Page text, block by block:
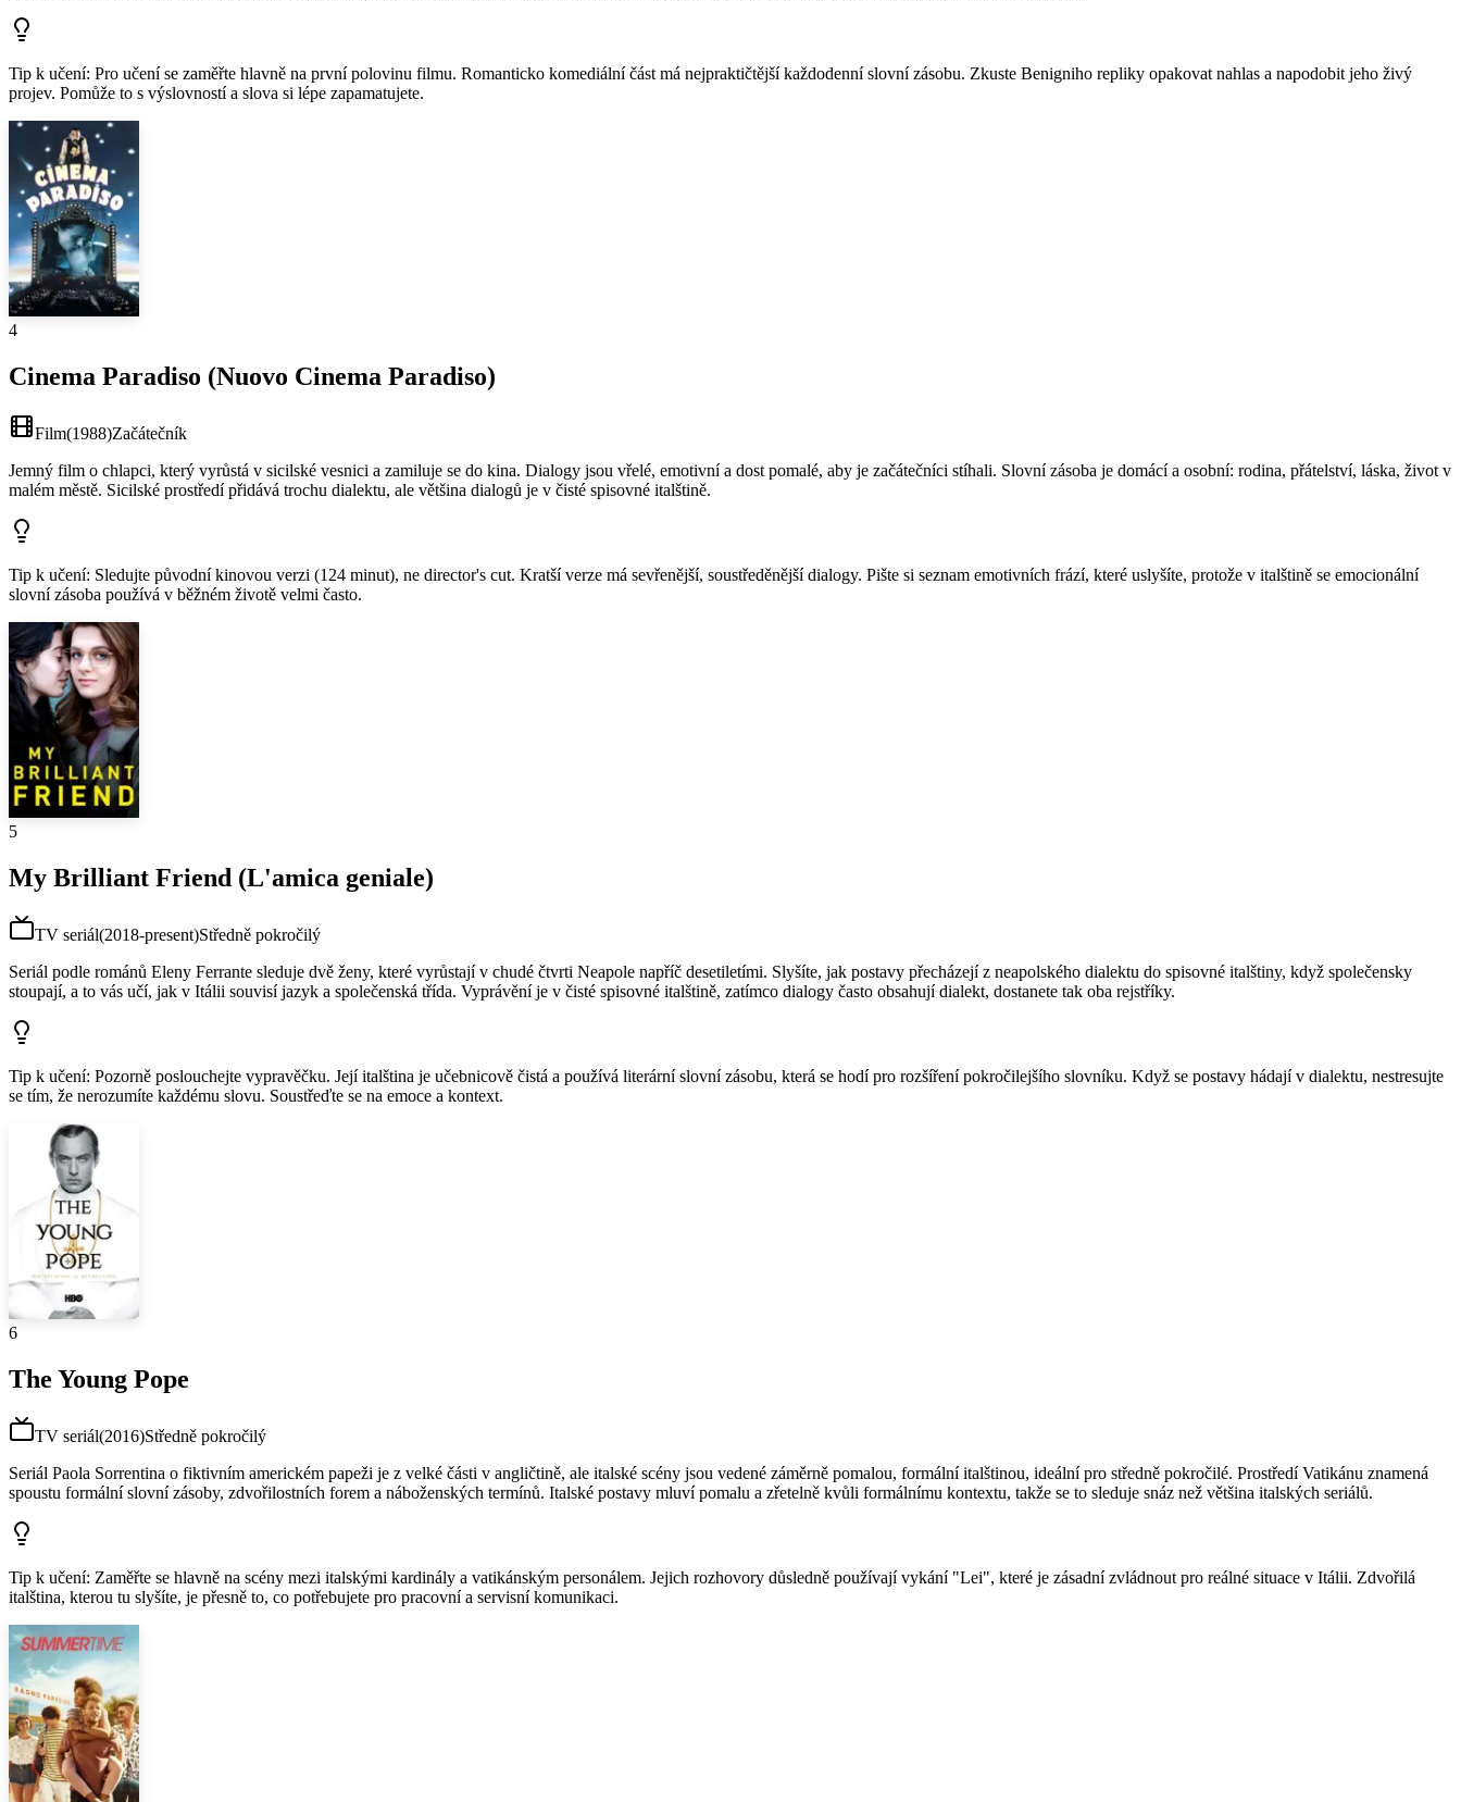
Tip k učení: Pro učení se zaměřte hlavně na první polovinu filmu. Romanticko komediální část má nejpraktičtější každodenní slovní zásobu. Zkuste Benigniho repliky opakovat nahlas a napodobit jeho živý
projev. Pomůže to s výslovností a slova si lépe zapamatujete.
4
Cinema Paradiso (Nuovo Cinema Paradiso)
Film(1988)Začátečník
Jemný film o chlapci, který vyrůstá v sicilské vesnici a zamiluje se do kina. Dialogy jsou vřelé, emotivní a dost pomalé, aby je začátečníci stíhali. Slovní zásoba je domácí a osobní: rodina, přátelství, láska, život v
malém městě. Sicilské prostředí přidává trochu dialektu, ale většina dialogů je v čisté spisovné italštině.
Tip k učení: Sledujte původní kinovou verzi (124 minut), ne director's cut. Kratší verze má sevřenější, soustředěnější dialogy. Pište si seznam emotivních frází, které uslyšíte, protože v italštině se emocionální
slovní zásoba používá v běžném životě velmi často.
5
My Brilliant Friend (L'amica geniale)
TV seriál(2018-present)Středně pokročilý
Seriál podle románů Eleny Ferrante sleduje dvě ženy, které vyrůstají v chudé čtvrti Neapole napříč desetiletími. Slyšíte, jak postavy přecházejí z neapolského dialektu do spisovné italštiny, když společensky
stoupají, a to vás učí, jak v Itálii souvisí jazyk a společenská třída. Vyprávění je v čisté spisovné italštině, zatímco dialogy často obsahují dialekt, dostanete tak oba rejstříky.
Tip k učení: Pozorně poslouchejte vypravěčku. Její italština je učebnicově čistá a používá literární slovní zásobu, která se hodí pro rozšíření pokročilejšího slovníku. Když se postavy hádají v dialektu, nestresujte
se tím, že nerozumíte každému slovu. Soustřeďte se na emoce a kontext.
6
The Young Pope
TV seriál(2016)Středně pokročilý
Seriál Paola Sorrentina o fiktivním americkém papeži je z velké části v angličtině, ale italské scény jsou vedené záměrně pomalou, formální italštinou, ideální pro středně pokročilé. Prostředí Vatikánu znamená
spoustu formální slovní zásoby, zdvořilostních forem a náboženských termínů. Italské postavy mluví pomalu a zřetelně kvůli formálnímu kontextu, takže se to sleduje snáz než většina italských seriálů.
Tip k učení: Zaměřte se hlavně na scény mezi italskými kardinály a vatikánským personálem. Jejich rozhovory důsledně používají vykání "Lei", které je zásadní zvládnout pro reálné situace v Itálii. Zdvořilá
italština, kterou tu slyšíte, je přesně to, co potřebujete pro pracovní a servisní komunikaci.